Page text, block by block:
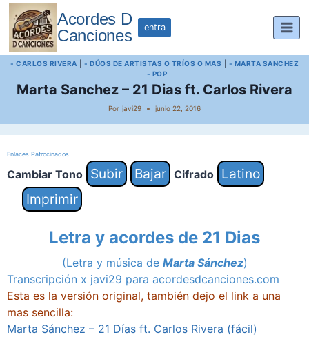
Saltar
contenido
Acordes D
Canciones
entra
- CARLOS RIVERA - DÚOS DE ARTISTAS O TRÍOS O MAS
- MARTA SANCHEZ
- POP
Marta Sanchez – 21 Dias ft. Carlos Rivera
Por javi29 junio 22, 2016
Enlaces Patrocinados
Cambiar Tono Subir Bajar Cifrado
Latino
Imprimir
Letra y acordes de 21 Dias
(Letra y música de Marta Sánchez)
Transcripción x javi29 para acordesdcanciones.com
Esta es la versión original, también dejo el link a una
mas sencilla:
Marta Sánchez – 21 Días ft. Carlos Rivera (fácil)